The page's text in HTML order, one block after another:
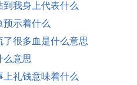
我身上代表什么
预示着什么
了很多血是什么意思
么意思
礼钱意味着什么